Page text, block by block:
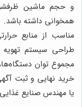
و حجم ماشین
همخوانی داشته باشد.
مناسب از منابع
طراحی سیستم
مجموع توان
خرید نهایی و ثبت
یا مهندس صنایع